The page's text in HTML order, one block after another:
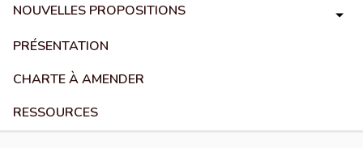
NOUVELLES PROPOSITIONS
PRÉSENTATION
CHARTE À AMENDER
RESSOURCES